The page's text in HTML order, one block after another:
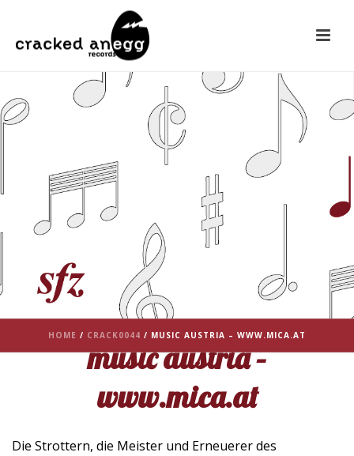
HOME / CRACK0044 / MUSIC AUSTRIA – WWW.MICA.AT
music austria –
www.mica.at
Die Strottern, die Meister und Erneuerer des